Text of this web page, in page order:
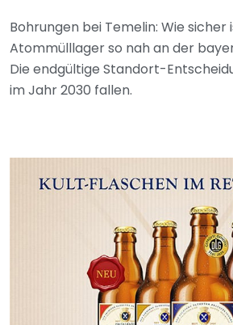
Bohrungen bei Temelin: Wie sicher
Atommülllager so nah an der
Die endgültige Standort-
im Jahr 2030 fallen.